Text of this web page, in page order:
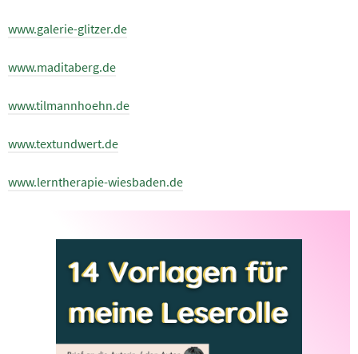
www.galerie-glitzer.de
www.maditaberg.de
www.tilmannhoehn.de
www.textundwert.de
www.lerntherapie-wiesbaden.de